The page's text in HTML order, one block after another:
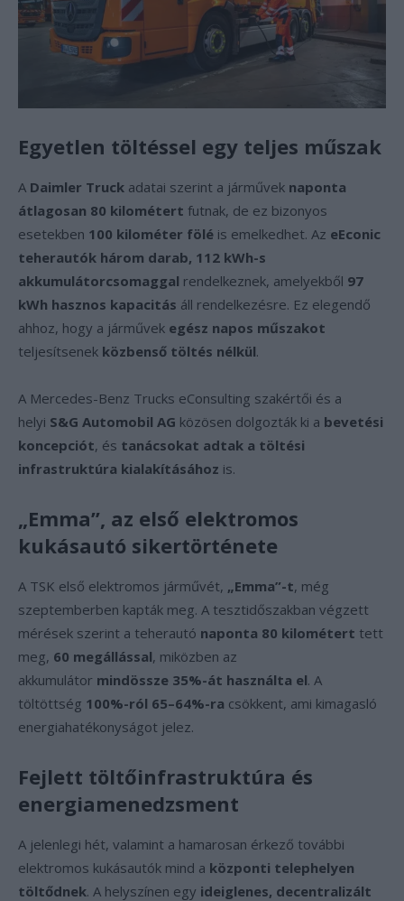
Egyetlen töltéssel egy teljes műszak
A Daimler Truck adatai szerint a járművek naponta
átlagosan 80 kilométert futnak, de ez bizonyos
esetekben 100 kilométer fölé is emelkedhet. Az eEconic
teherautók három darab, 112 kWh-s
akkumulátorcsomaggal rendelkeznek, amelyekből 97
kWh hasznos kapacitás áll rendelkezésre. Ez elegendő
ahhoz, hogy a járművek egész napos műszakot
teljesítsenek közbenső töltés nélkül.
A Mercedes-Benz Trucks eConsulting szakértői és a
helyi S&G Automobil AG közösen dolgozták ki a bevetési
koncepciót, és tanácsokat adtak a töltési
infrastruktúra kialakításához is.
„Emma”, az első elektromos
kukásautó sikertörténete
A TSK első elektromos járművét, „Emma”-t, még
szeptemberben kapták meg. A tesztidőszakban végzett
mérések szerint a teherautó naponta 80 kilométert tett
meg, 60 megállással, miközben az
akkumulátor mindössze 35%-át használta el. A
töltöttség 100%-ról 65–64%-ra csökkent, ami kimagasló
energiahatékonyságot jelez.
Fejlett töltőinfrastruktúra és
energiamenedzsment
A jelenlegi hét, valamint a hamarosan érkező további
elektromos kukásautók mind a központi telephelyen
töltődnek. A helyszínen egy ideiglenes, decentralizált